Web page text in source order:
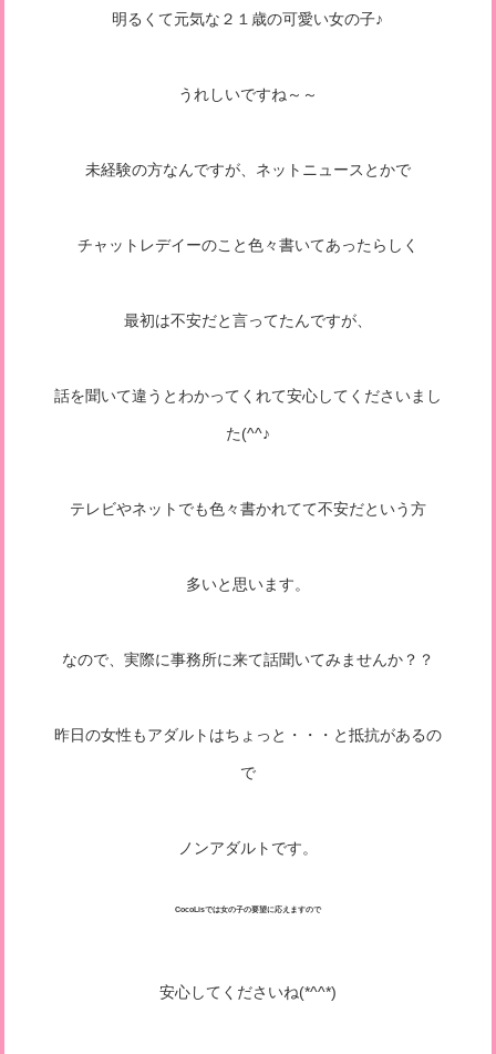
明るくて元気な２１歳の可愛い女の子♪
うれしいですね～～
未経験の方なんですが、ネットニュースとかで
チャットレデイーのこと色々書いてあったらしく
最初は不安だと言ってたんですが、
話を聞いて違うとわかってくれて安心してくださいまし
た(^^♪
テレビやネットでも色々書かれてて不安だという方
多いと思います。
なので、実際に事務所に来て話聞いてみませんか？？
昨日の女性もアダルトはちょっと・・・と抵抗があるの
で
ノンアダルトです。
CocoLisでは女の子の要望に応えますので
安心してくださいね(*^^*)